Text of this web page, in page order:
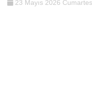
23 Mayıs 2026